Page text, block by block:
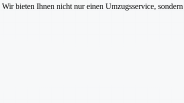
bieten Ihnen nicht nur einen Umzugsservice,